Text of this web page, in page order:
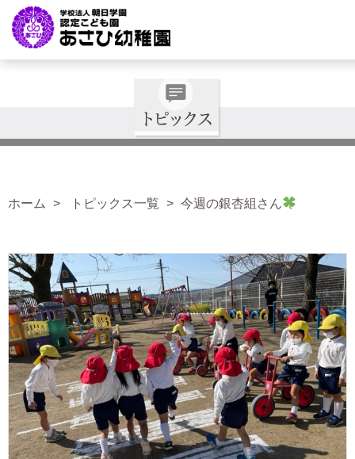
ホーム トピックス一覧 今週の銀杏組さん